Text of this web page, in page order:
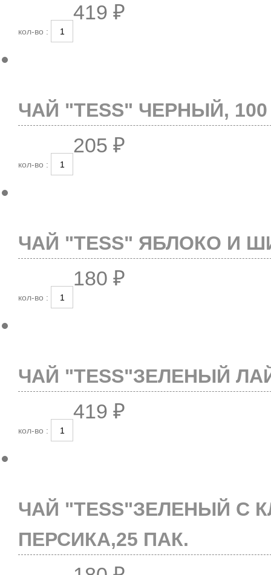
419 ₽
кол-во :
ЧАЙ "TESS" ЧЕРНЫЙ, 100
205 ₽
кол-во :
ЧАЙ "TESS" ЯБЛОКО И
180 ₽
кол-во :
ЧАЙ "TESS"ЗЕЛЕНЫЙ
419 ₽
кол-во :
ЧАЙ "TESS"ЗЕЛЕНЫЙ С
ПЕРСИКА,25 ПАК.